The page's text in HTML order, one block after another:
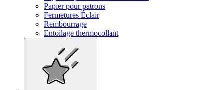
Papier pour patrons
Fermetures Éclair
Rembourrage
Entoilage thermocollant